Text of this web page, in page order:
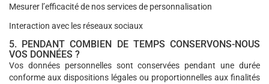
Mesurer l’efficacité de nos services de personnalisation
Interaction avec les réseaux sociaux
5. PENDANT COMBIEN DE TEMPS CONSERVONS-NOUS
VOS DONNÉES ?
Vos données personnelles sont conservées pendant une durée
conforme aux dispositions légales ou proportionnelles aux finalités